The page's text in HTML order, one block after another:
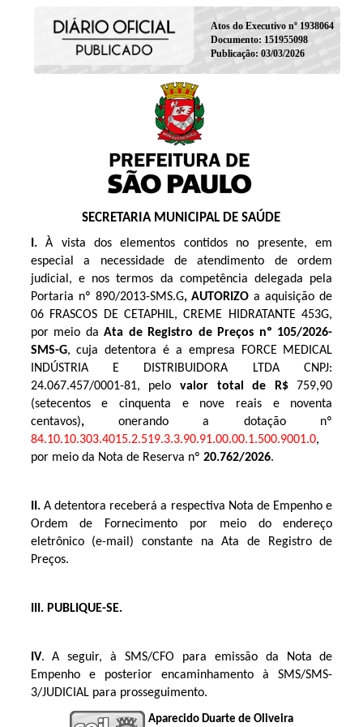
Atos do Executivo nº 1938064
Documento: 151955098
Publicação: 03/03/2026
SECRETARIA MUNICIPAL DE SAÚDE
I.À vista dos elementos contidos no presente, em
especial a necessidade de atendimento de ordem
judicial, e nos termos da competência delegada pela
Portaria nº 890/2013-SMS.G, AUTORIZOa aquisição de
06 FRASCOS DE CETAPHIL, CREME HIDRATANTE 453G,
por meio daAta de Registro de Preços nº 105/2026-
SMS-G, cuja detentora é a empresa FORCE MEDICAL
INDÚSTRIA E DISTRIBUIDORA LTDA CNPJ:
24.067.457/0001-81,
pelo valor total de R$759,90
(setecentos e cinquenta e nove reais e noventa
centavos),onerando a dotação nº
84.10.10.303.4015.2.519.3.3.90.91.00.00.1.500.9001.0,
por meio da Nota de Reserva nº 20.762/2026.
II.A detentora receberá a respectiva Nota de Empenho e
Ordem de Fornecimento por meio do endereço
eletrônico (e-mail) constante na Ata de Registro de
Preços.
III. PUBLIQUE-SE.
IV. A seguir, à SMS/CFO para emissão da Nota de
Empenho e posterior encaminhamento à SMS/SMS-
3/JUDICIAL para prosseguimento.
Aparecido Duarte de Oliveira